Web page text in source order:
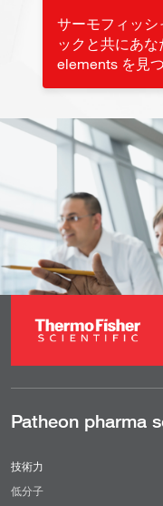
サーモフィッシ
ックと共にあ
elements を見
Patheon pharma
技術力
低分子